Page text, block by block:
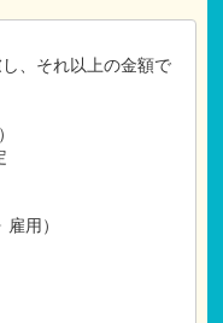
、それ以上の金額で
・ 雇用）